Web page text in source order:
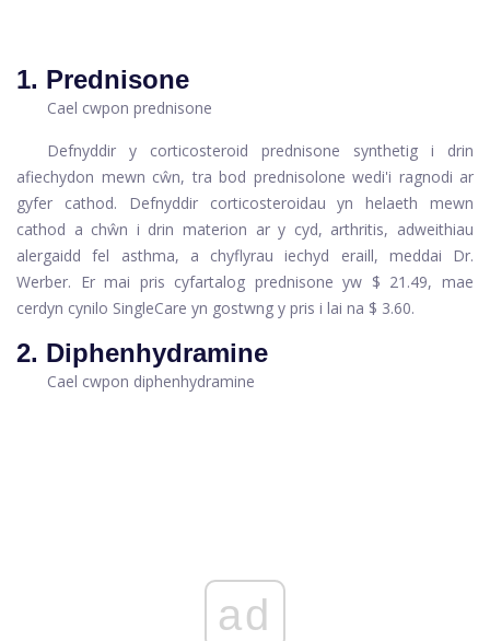
1. Prednisone
Cael cwpon prednisone
Defnyddir y corticosteroid prednisone synthetig i drin
afiechydon mewn cŵn, tra bod prednisolone wedi'i ragnodi ar
gyfer cathod. Defnyddir corticosteroidau yn helaeth mewn
cathod a chŵn i drin materion ar y cyd, arthritis, adweithiau
alergaidd fel asthma, a chyflyrau iechyd eraill, meddai Dr.
Werber. Er mai pris cyfartalog prednisone yw $ 21.49, mae
cerdyn cynilo SingleCare yn gostwng y pris i lai na $ 3.60.
2. Diphenhydramine
Cael cwpon diphenhydramine
ad